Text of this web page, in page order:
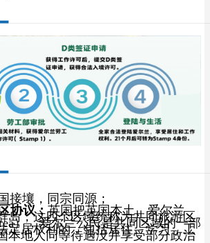
接壤，同宗同源；
协议：英国把英国本土、爱尔兰、
岛，这四个区域统称为共同旅游区
），爱尔兰公民是共同区域的一部
定居权利的，包括居住、学习、工
本地人同等待遇没并享受部分政治